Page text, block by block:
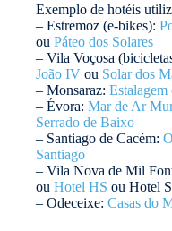
Exemplo de hotéis
– Estremoz (e-bikes):
ou Páteo dos Solares
– Vila Voçosa
João IV ou Solar dos
– Monsaraz: Estalagem
– Évora: Mar de Ar
Serrado de Baixo
– Santiago de Cacém:
Santiago
– Vila Nova de Mil
ou Hotel HS ou Hotel
– Odeceixe: Casas do